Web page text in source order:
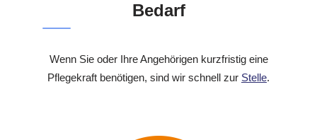
Bedarf
Wenn Sie oder Ihre Angehörigen kurzfristig eine
Pflegekraft benötigen, sind wir schnell zur Stelle.